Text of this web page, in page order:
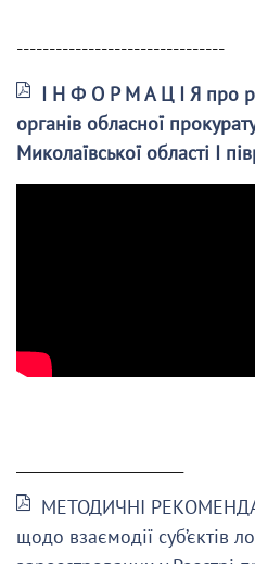
--------------------------------
І Н Ф О Р М А Ц І Я про
органів обласної
Миколаївської області І
МЕТОДИЧНІ
щодо взаємодії суб’єктів